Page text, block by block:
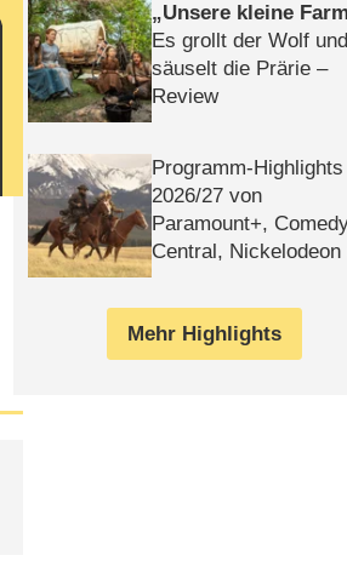
Unsere kleine Farm
Es grollt der Wolf und
säuselt die Prärie –
Review
Programm-Highlights
2026/​27 von
Paramount+,
Central, Nickelodeon
Mehr Highlights